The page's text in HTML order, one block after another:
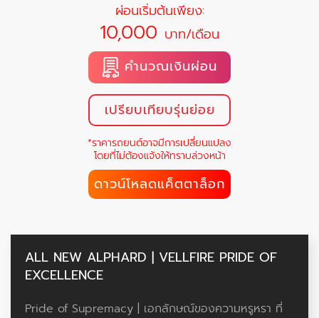
ผ่อนเริ่มต้นเพียง:
10,000 บาท/เดือน
คำนวณเงินผ่อน
เปรียบเทียบรุ่นย่อย
*ราคารถยนต์อาจมีการเปลี่ยนแปลง
โดยที่ไม่ต้องแจ้งให้ทราบล่วงหน้า
ดาวน์โหลดแค็ตตาล็อก
ALL NEW ALPHARD | VELLFIRE PRIDE OF
EXCELLENCE
Pride of Supremacy | เอกลักษณ์ของความหรูหรา ที่